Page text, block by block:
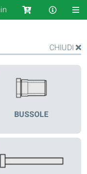
CHIUDI
BUSSOLE